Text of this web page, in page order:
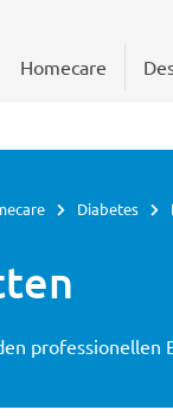
Homecare
Diabetes
professionellen